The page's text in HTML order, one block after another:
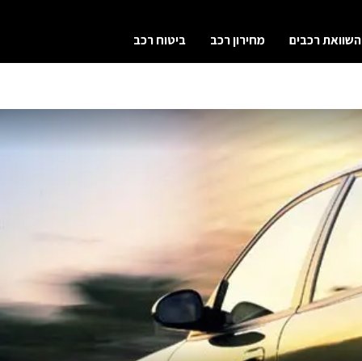
השוואת רכבים מחירון רכב ביטוח רכב